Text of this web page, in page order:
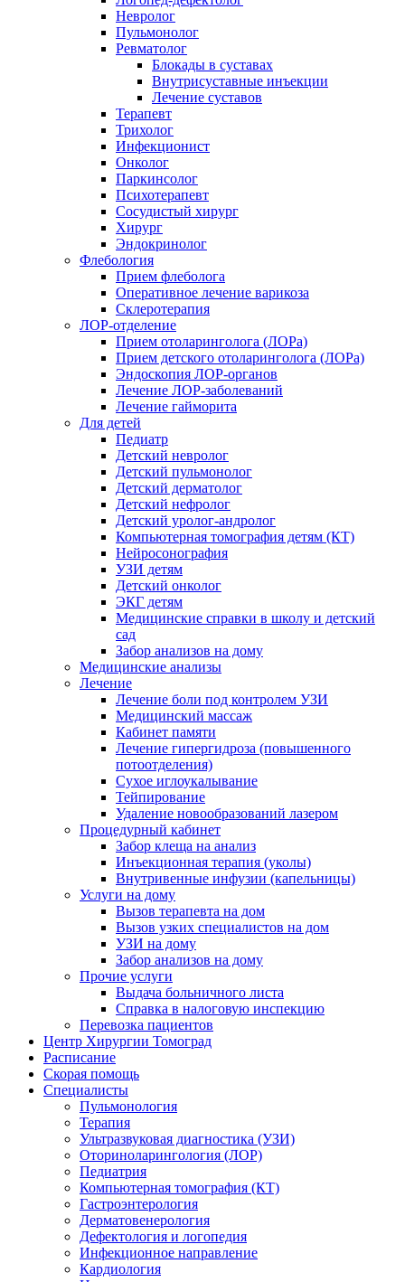
Невролог
Пульмонолог
Ревматолог
Блокады в суставах
Внутрисуставные инъекции
Лечение суставов
Терапевт
Трихолог
Инфекционист
Онколог
Паркинсолог
Психотерапевт
Сосудистый хирург
Хирург
Эндокринолог
Флебология
Прием флеболога
Оперативное лечение варикоза
Склеротерапия
ЛОР-отделение
Прием отоларинголога (ЛОРа)
Прием детского отоларинголога (ЛОРа)
Эндоскопия ЛОР-органов
Лечение ЛОР-заболеваний
Лечение гайморита
Для детей
Педиатр
Детский невролог
Детский пульмонолог
Детский дерматолог
Детский нефролог
Детский уролог-андролог
Компьютерная томография детям (КТ)
Нейросонография
УЗИ детям
Детский онколог
ЭКГ детям
Медицинские справки в школу и детский
сад
Забор анализов на дому
Медицинские анализы
Лечение
Лечение боли под контролем УЗИ
Медицинский массаж
Кабинет памяти
Лечение гипергидроза (повышенного
потоотделения)
Сухое иглоукалывание
Тейпирование
Удаление новообразований лазером
Процедурный кабинет
Забор клеща на анализ
Инъекционная терапия (уколы)
Внутривенные инфузии (капельницы)
Услуги на дому
Вызов терапевта на дом
Вызов узких специалистов на дом
УЗИ на дому
Забор анализов на дому
Прочие услуги
Выдача больничного листа
Справка в налоговую инспекцию
Перевозка пациентов
Центр Хирургии Томоград
Расписание
Скорая помощь
Специалисты
Пульмонология
Терапия
Ультразвуковая диагностика (УЗИ)
Оториноларингология (ЛОР)
Педиатрия
Компьютерная томография (КТ)
Гастроэнтерология
Дерматовенерология
Дефектология и логопедия
Инфекционное направление
Кардиология